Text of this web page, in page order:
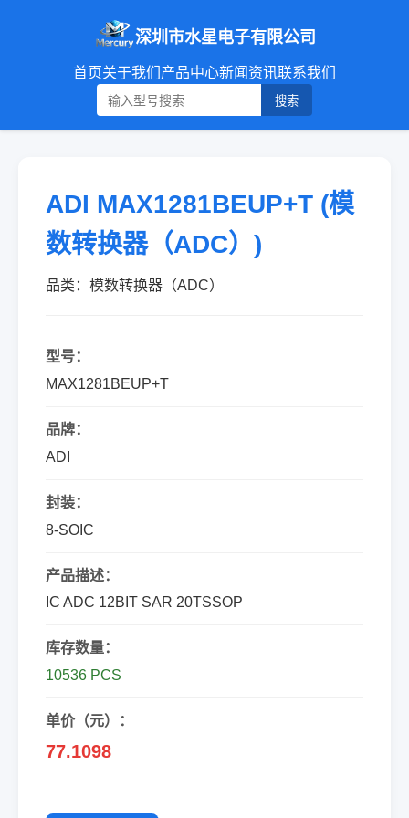
深圳市水星电子有限公司
首页关于我们 产品中心新闻资讯联系我们
搜索
ADI MAX1281BEUP+T (模
数转换器（ADC）)
品类：模数转换器（ADC）
型号：
MAX1281BEUP+T
品牌：
ADI
封装：
8-SOIC
产品描述：
IC ADC 12BIT SAR 20TSSOP
库存数量：
10536 PCS
单价（元）：
77.1098